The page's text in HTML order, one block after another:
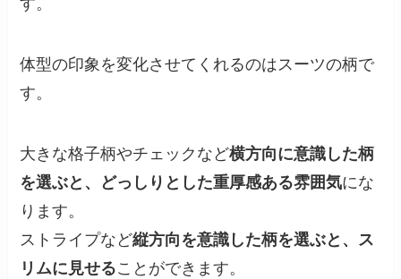
す。
体型の印象を変化させてくれるのはスーツの柄で
す。
大きな格子柄やチェックなど横方向に意識した柄
を選ぶと、どっしりとした重厚感ある雰囲気にな
ります。
ストライプなど縦方向を意識した柄を選ぶと、ス
リムに見せることができます。